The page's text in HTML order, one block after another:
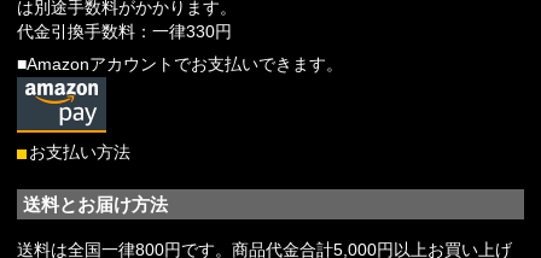
は別途手数料がかかります。
代金引換手数料：一律330円
■Amazonアカウントでお支払いできます。
お支払い方法
送料とお届け方法
送料は全国一律800円です。商品代金合計5,000円以上お買い上げ